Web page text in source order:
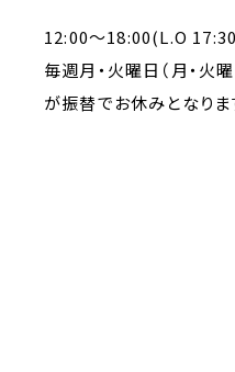
12:00〜18:00(L.O
毎週月・火曜日（月・火
が振替でお休みとなりま